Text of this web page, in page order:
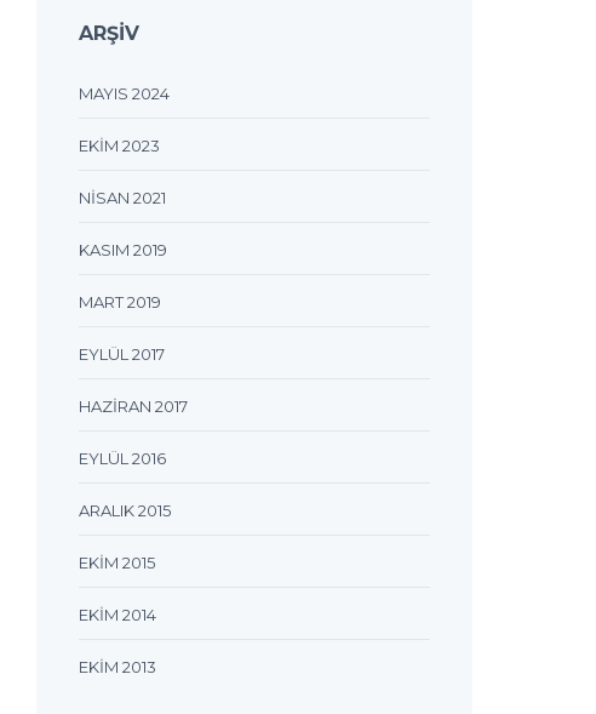
ARŞIV
MAYIS 2024
EKIM 2023
NISAN 2021
KASIM 2019
MART 2019
EYLÜL 2017
HAZIRAN 2017
EYLÜL 2016
ARALIK 2015
EKIM 2015
EKIM 2014
EKIM 2013